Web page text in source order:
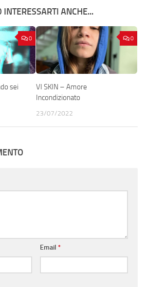
INTERESSARTI ANCHE...
0
sei
0
VI SKIN – Amore
Incondizionato
23/07/2022
Email *